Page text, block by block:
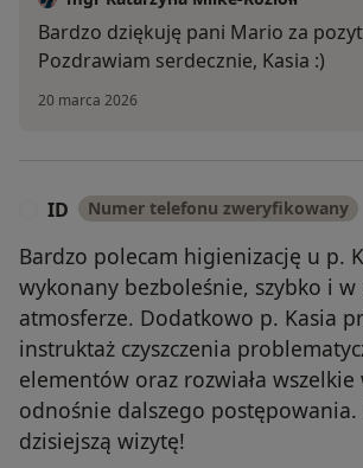
Bardzo dziękuję pani Mario za
Pozdrawiam serdecznie, Kasia :)
20 marca 2026
ID Numer telefonu zweryfikowany
Bardzo polecam higienizację u p.
wykonany bezboleśnie, szybko i w
atmosferze. Dodatkowo p. Kasia
instruktaż czyszczenia
elementów oraz rozwiała
odnośnie dalszego postępowania.
dzisiejszą wizytę!